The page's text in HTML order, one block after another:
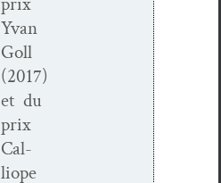
Yvan
Goll
(2017)
et du
prix
Cal­
liope